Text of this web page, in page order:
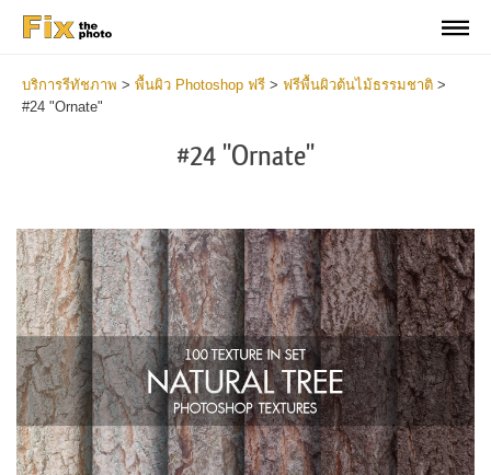
บริการรีทัชภาพ > พื้นผิว Photoshop ฟรี > ฟรีพื้นผิวต้นไม้ธรรมชาติ >
#24 "Ornate"
#24 "Ornate"